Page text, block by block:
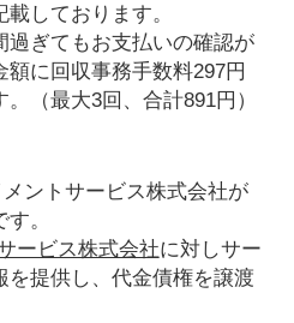
しております。
過ぎてもお支払いの確認が
額に回収事務手数料297円
。（最大3回、合計891円）
ントサービス株式会社が
。
ービス株式会社に対しサー
を提供し、代金債権を譲渡